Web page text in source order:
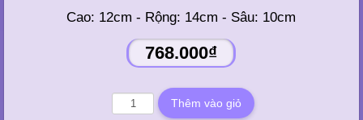
Cao: 12cm - Rộng: 14cm - Sâu: 10cm
768.000₫